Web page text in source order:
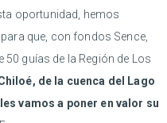
oportunidad, hemos
que, con fondos Sence,
guías de la Región de Los
de la cuenca del Lago
vamos a poner en valor su